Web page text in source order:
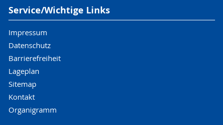
Service/Wichtige Links
Impressum
Datenschutz
Barrierefreiheit
Lageplan
Sitemap
Kontakt
Organigramm